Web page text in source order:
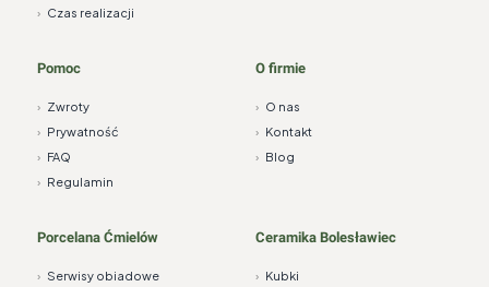
› Czas realizacji
Pomoc
› Zwroty
› Prywatność
› FAQ
› Regulamin
O firmie
› O nas
› Kontakt
› Blog
Porcelana Ćmielów
› Serwisy obiadowe
Ceramika Bolesławiec
› Kubki